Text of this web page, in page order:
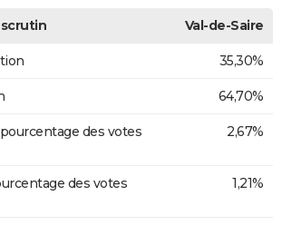
Val-de-Saire
35,30%
64,70%
des votes
2,67%
des votes
1,21%